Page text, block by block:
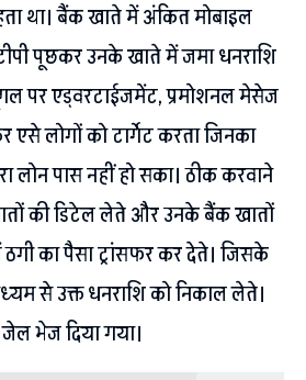
था। बैंक खाते में अंकित मोबाइल
पूछकर उनके खाते में जमा धनराशि
पर एड्वरटाईजमेंट, प्रमोशनल मेसेज
एसे लोगों को टार्गेट करता जिनका
लोन पास नहीं हो सका। ठीक करवाने
की डिटेल लेते और उनके बैंक खातों
का पैसा ट्रांसफर कर देते। जिसके
से उक्त धनराशि को निकाल लेते।
जेल भेज दिया गया।